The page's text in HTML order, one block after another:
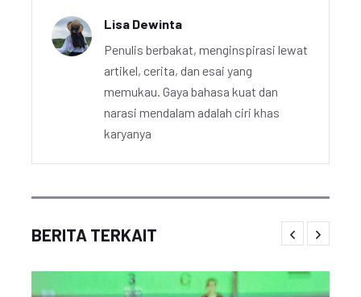
Lisa Dewinta
Penulis berbakat, menginspirasi lewat
artikel, cerita, dan esai yang
memukau. Gaya bahasa kuat dan
narasi mendalam adalah ciri khas
karyanya
BERITA TERKAIT